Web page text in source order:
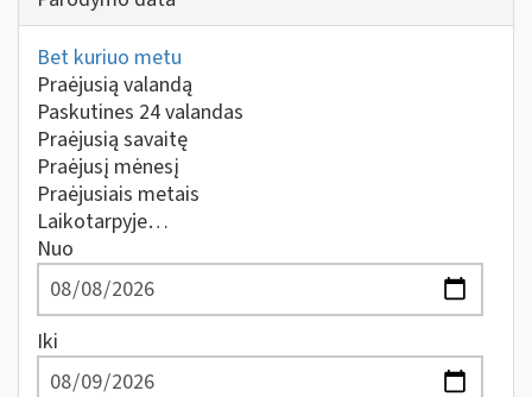
Bet kuriuo metu
Praėjusią valandą
Paskutines 24 valandas
Praėjusią savaitę
Praėjusį mėnesį
Praėjusiais metais
Laikotarpyje…
Nuo
Iki